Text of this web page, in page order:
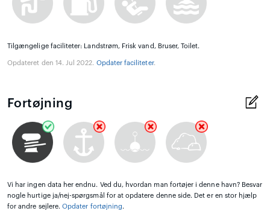
Tilgængelige faciliteter: Landstrøm, Frisk vand, Bruser, Toilet.
Opdateret den 14. Jul 2022. Opdater faciliteter.
Fortøjning
Vi har ingen data her endnu. Ved du, hvordan man fortøjer i denne havn? Besvar
nogle hurtige ja/nej-spørgsmål for at opdatere denne side. Det er en stor hjælp
for andre sejlere.Opdater fortøjning.